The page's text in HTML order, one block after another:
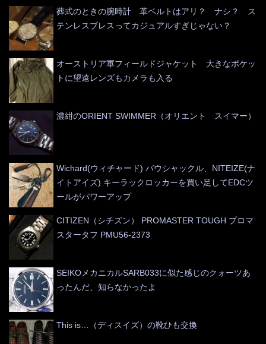
葬式のときの腕時計 革ベルトはアリ？ ナシ？ ス
テンレスブレスってカジュアルすぎじゃない？
オーストリア軍フィールドジャケット 大きなポケッ
トに望遠レンズもカメラも入る
濃紺のORIENT SWIMMER（オリエント スイマー）
Wichard(ウィチャード) バウシャックル、NITEIZE(ナ
イトアイズ) キーラックロッカーを買い足してEDCツ
ールがパワーアップ
CITIZEN（シチズン） PROMASTER TOUGH プロマ
スタータフ PMU56-2373
SEIKOメカニカルSARB033に似た感じのクォーツあ
ったんだ、知らなかったよ
This is…（ディスイズ）の靴ひも交換